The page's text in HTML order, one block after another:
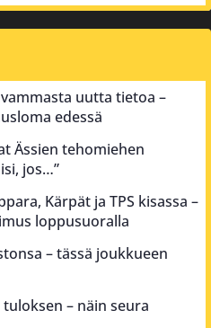
uutta tietoa –
edessä
Ässien tehomiehen
jos…”
Kärpät ja TPS kisassa –
loppusuoralla
– tässä joukkueen
– näin seura